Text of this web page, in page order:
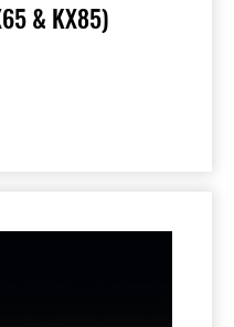
& KX85)